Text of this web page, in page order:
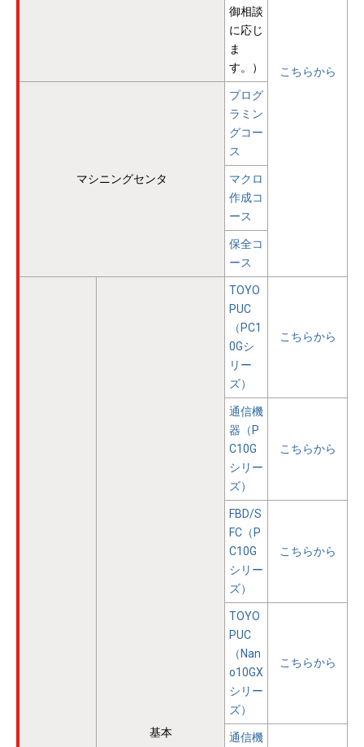
御相談
に応じ
ま
す。）
こちらから
マシニングセンタ
プログ
ラミン
グコー
ス
マクロ
作成コ
ース
保全コ
ース
基本
TOYO
PUC
（PC1
0Gシ
リー
ズ）
こちらから
通信機
器（P
C10G
シリー
ズ）
こちらから
FBD/S
FC（P
C10G
シリー
ズ）
こちらから
TOYO
PUC
（Nan
o10GX
シリー
ズ）
こちらから
通信機